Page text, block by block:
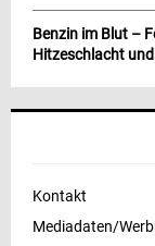
Benzin im Blut –
Hitzeschlacht
Kontakt
Mediadaten/